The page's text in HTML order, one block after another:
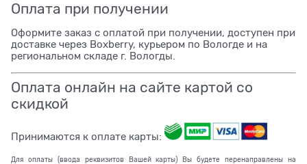
Оплата при получении
Оформите заказ с оплатой при получении, доступен при
доставке через Boxberry, курьером по Вологде и на
региональном складе г. Вологды.
Оплата онлайн на сайте картой со
скидкой
Принимаются к оплате карты:
Для оплаты (ввода реквизитов Вашей карты) Вы будете перенаправлены на